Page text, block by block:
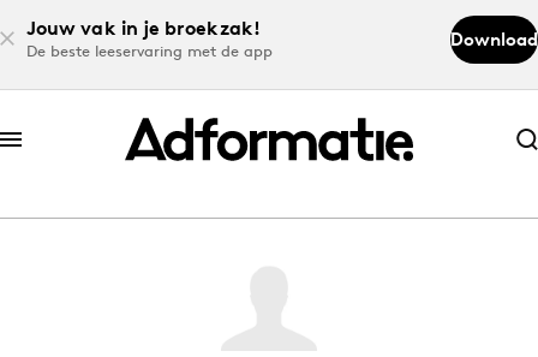
Jouw vak in je broekzak!
De beste leeservaring met de app
Download
Abonneer nu
Abonneer nu